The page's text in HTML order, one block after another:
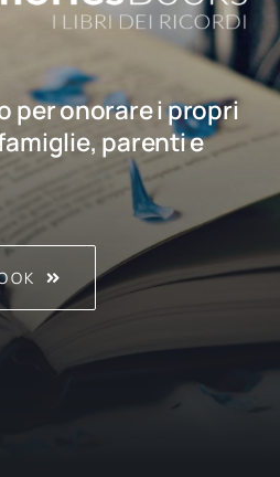
per onorare i propri
parenti e